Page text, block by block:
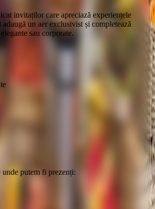
invitaților care apreciază experiențele
un aer exclusivist și completează
sau corporate.
putem fi prezenți: